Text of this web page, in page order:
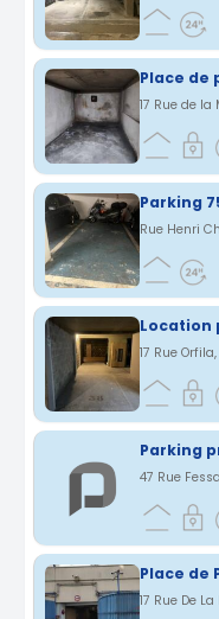
Parking
Rue Henri
17 Rue
Parking
47 Rue
17 Rue De